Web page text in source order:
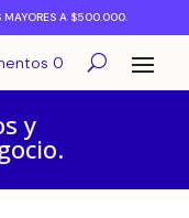
MAYORES A $500.000.
0
y